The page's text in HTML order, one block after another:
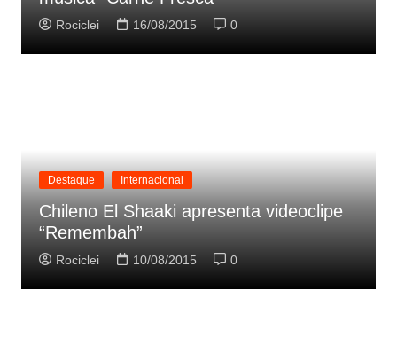
Rociclei 16/08/2015 0
Destaque Internacional
Chileno El Shaaki apresenta videoclipe
“Remembah”
Rociclei 10/08/2015 0